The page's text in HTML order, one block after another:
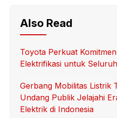
Also Read
Toyota Perkuat
Elektrifikasi untuk
Gerbang Mobilitas Listrik
Undang Publik Jelajahi
Elektrik di Indonesia